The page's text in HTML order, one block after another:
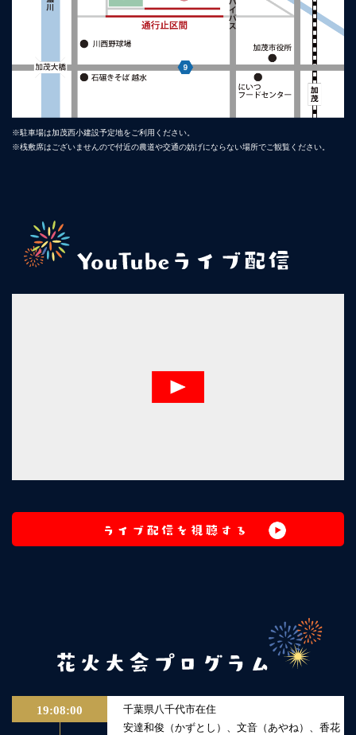
※駐車場は加茂西小建設予定地をご利用ください。
※桟敷席はございませんので付近の農道や交通の妨げにならない場所でご観覧ください。
19:08:00
千葉県八千代市在住
安達和俊（かずとし）、文音（あやね）、香花